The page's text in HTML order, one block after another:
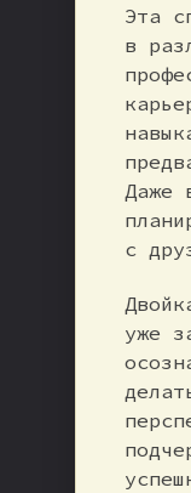
Эта
в
Даже
с
уже